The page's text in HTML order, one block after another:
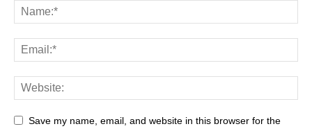
Save my name, email, and website in this browser for the